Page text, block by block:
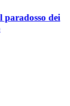
dei